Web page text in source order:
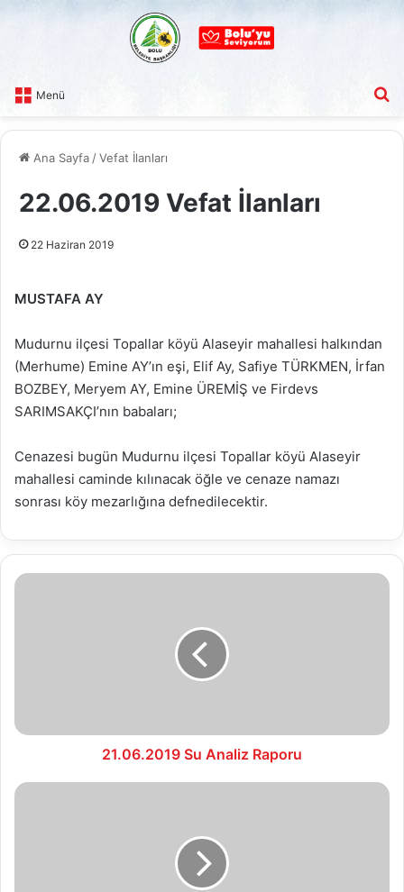
Menü
Ana Sayfa /Vefat İlanları
22.06.2019 Vefat İlanları
22 Haziran 2019
MUSTAFA AY
Mudurnu ilçesi Topallar köyü Alaseyir mahallesi halkından
(Merhume) Emine AY’ın eşi, Elif Ay, Safiye TÜRKMEN, İrfan
BOZBEY, Meryem AY, Emine ÜREMİŞ ve Firdevs
SARIMSAKÇI’nın babaları;
Cenazesi bugün Mudurnu ilçesi Topallar köyü Alaseyir
mahallesi caminde kılınacak öğle ve cenaze namazı
sonrası köy mezarlığına defnedilecektir.
21.06.2019
21.06.2019 Su Analiz Raporu
22.06.2019